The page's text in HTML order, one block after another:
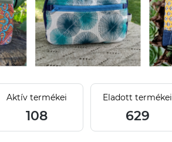
Aktív termékei
108
Eladott termékei
629